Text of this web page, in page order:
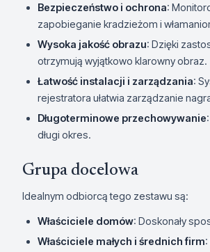
Bezpieczeństwo i ochrona:
zapobieganie kradzieżom i
Wysoka jakość obrazu: Dzięki
otrzymują wyjątkowo klarowny obraz.
Łatwość instalacji i zarządzania:
rejestratora ułatwia zarządzanie
Długoterminowe przechowywanie
długi okres.
Grupa docelowa
Idealnym odbiorcą tego zestawu są:
Właściciele domów: Doskonały
Właściciele małych i średnich firm